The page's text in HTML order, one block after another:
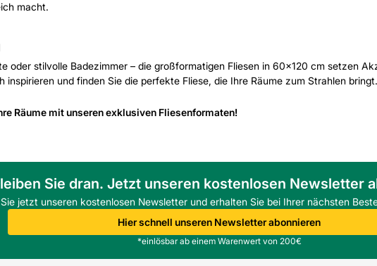
macht.
oder stilvolle Badezimmer – die großformatigen Fliesen in 60x120 cm setzen
inspirieren und finden Sie die perfekte Fliese, die Ihre Räume zum Strahlen bringt.
Räume mit unseren exklusiven Fliesenformaten!
Sie dran. Jetzt unseren kostenlosen Newsletter
jetzt unseren kostenlosen Newsletter und erhalten Sie bei Ihrer nächsten
Hier schnell unseren Newsletter abonnieren
*einlösbar ab einem Warenwert von 200€